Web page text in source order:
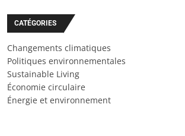
CATÉGORIES
Changements climatiques
Politiques environnementales
Sustainable Living
Économie circulaire
Énergie et environnement